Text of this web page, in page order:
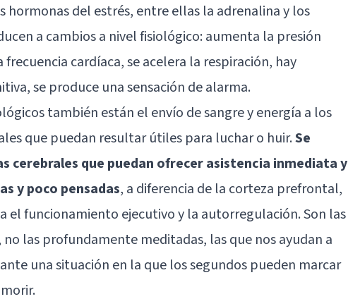
hormonas del estrés, entre ellas la adrenalina y los
a cambios a nivel fisiológico: aumenta la presión
cardíaca, se acelera la respiración, hay
se produce una sensación de alarma.
también están el envío de sangre y energía a los
que puedan resultar útiles para luchar o huir.Se
cerebrales que puedan ofrecer asistencia inmediata y
y poco pensadas, a diferencia de la corteza prefrontal,
el funcionamiento ejecutivo y la autorregulación. Son las
las profundamente meditadas, las que nos ayudan a
una situación en la que los segundos pueden marcar